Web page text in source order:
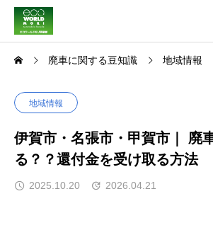
廃車に関する豆知識 地域情報
地域情報
伊賀市・名張市・甲賀市｜ 廃
る？？還付金を受け取る方法
2025.10.20 2026.04.21